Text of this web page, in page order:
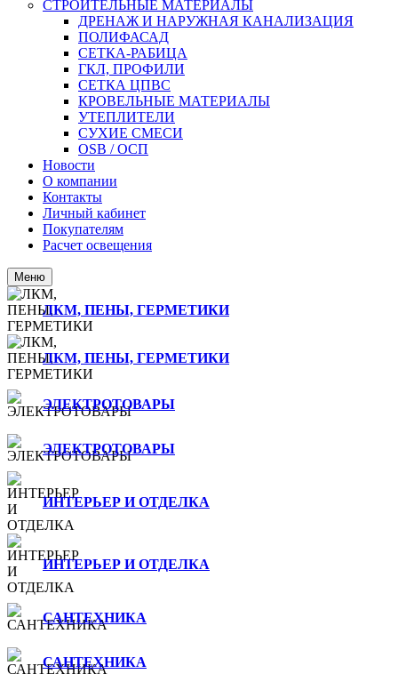
СТРОИТЕЛЬНЫЕ МАТЕРИАЛЫ
ДРЕНАЖ И НАРУЖНАЯ КАНАЛИЗАЦИЯ
ПОЛИФАСАД
СЕТКА-РАБИЦА
ГКЛ, ПРОФИЛИ
СЕТКА ЦПВС
КРОВЕЛЬНЫЕ МАТЕРИАЛЫ
УТЕПЛИТЕЛИ
СУХИЕ СМЕСИ
OSB / ОСП
Новости
О компании
Контакты
Личный кабинет
Покупателям
Расчет освещения
Меню
ЛКМ, ПЕНЫ, ГЕРМЕТИКИ
ЛКМ, ПЕНЫ, ГЕРМЕТИКИ
ЭЛЕКТРОТОВАРЫ
ЭЛЕКТРОТОВАРЫ
ИНТЕРЬЕР И ОТДЕЛКА
ИНТЕРЬЕР И ОТДЕЛКА
САНТЕХНИКА
САНТЕХНИКА